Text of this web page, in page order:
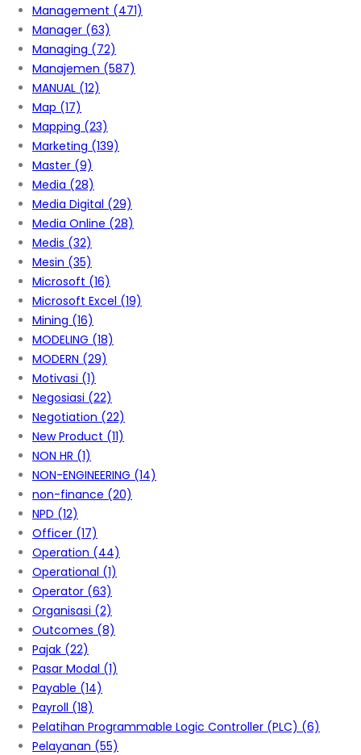
Management (471)
Manager (63)
Managing (72)
Manajemen (587)
MANUAL (12)
Map (17)
Mapping (23)
Marketing (139)
Master (9)
Media (28)
Media Digital (29)
Media Online (28)
Medis (32)
Mesin (35)
Microsoft (16)
Microsoft Excel (19)
Mining (16)
MODELING (18)
MODERN (29)
Motivasi (1)
Negosiasi (22)
Negotiation (22)
New Product (11)
NON HR (1)
NON-ENGINEERING (14)
non-finance (20)
NPD (12)
Officer (17)
Operation (44)
Operational (1)
Operator (63)
Organisasi (2)
Outcomes (8)
Pajak (22)
Pasar Modal (1)
Payable (14)
Payroll (18)
Pelatihan Programmable Logic Controller (PLC) (6)
Pelayanan (55)